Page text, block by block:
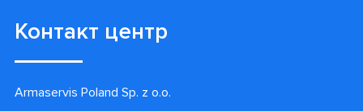
Контакт центр
Armaservis Poland Sp. z o.o.